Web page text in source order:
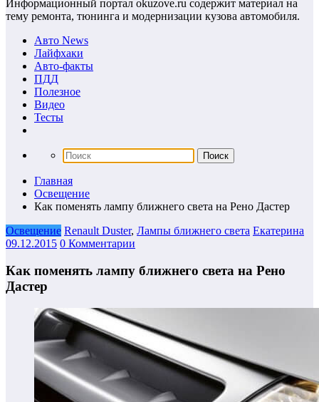
Информационный портал okuzove.ru содержит материал на
тему ремонта, тюнинга и модернизации кузова автомобиля.
Авто News
Лайфхаки
Авто-факты
ПДД
Полезное
Видео
Тесты
Главная
Освещение
Как поменять лампу ближнего света на Рено Дастер
Освещение Renault Duster, Лампы ближнего света Екатерина
09.12.2015 0 Комментарии
Как поменять лампу ближнего света на Рено
Дастер